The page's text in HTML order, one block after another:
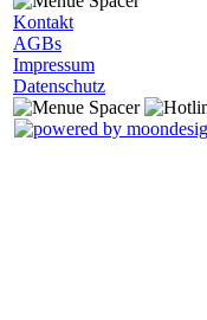
Kontakt
AGBs
Impressum
Datenschutz